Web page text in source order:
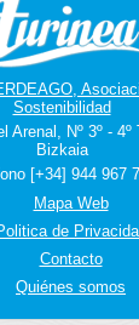
Sostenibilidad
Arenal, Nº 3º -
Bizkaia
[+34] 944 967
Mapa Web
de
Contacto
Quiénes somos